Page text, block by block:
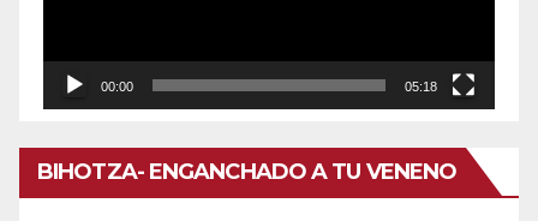
00:00 05:18
BIHOTZA- ENGANCHADO A TU VENENO